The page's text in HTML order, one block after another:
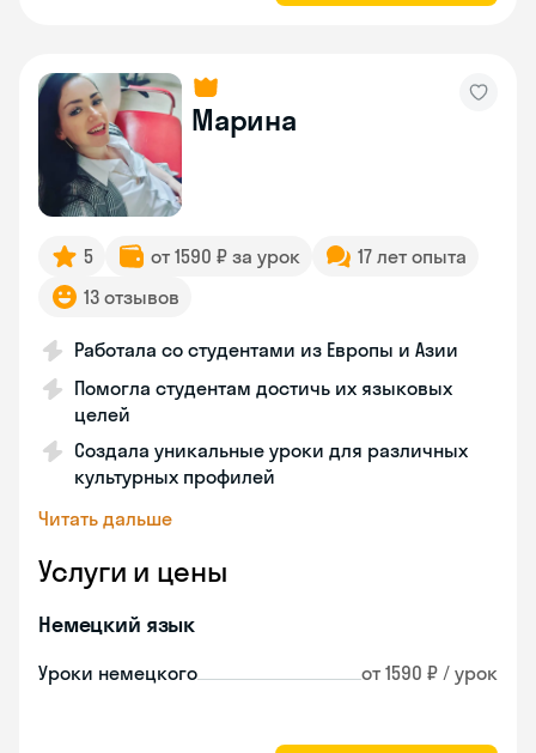
Марина
5 от 1590 ₽ за урок
17 лет опыта
13 отзывов
Работала со студентами из Европы и Азии
Помогла студентам достичь их языковых
целей
Создала уникальные уроки для различных
культурных профилей
Читать дальше
Услуги и цены
Немецкий язык
Уроки немецкого от 1590 ₽ / урок